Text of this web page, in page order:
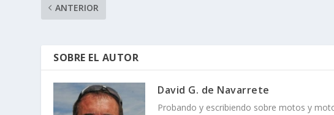
ANTERIOR
SOBRE EL AUTOR
David G. de Navarrete
Probando y escribiendo sobre motos y